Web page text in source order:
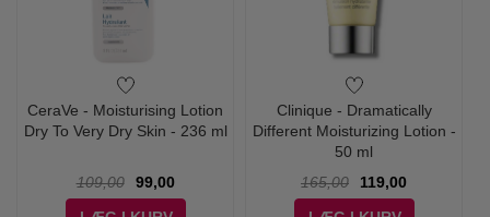
CeraVe - Moisturising Lotion
Dry To Very Dry Skin - 236 ml
109,00
99,00
Clinique - Dramatically
Different Moisturizing Lotion -
50 ml
165,00
119,00